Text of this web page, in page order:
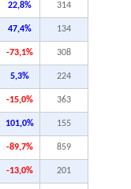
22,8% 314
47,4% 134
-73,1% 308
5,3% 224
-15,0% 363
101,0% 155
-89,7% 859
-13,0% 201